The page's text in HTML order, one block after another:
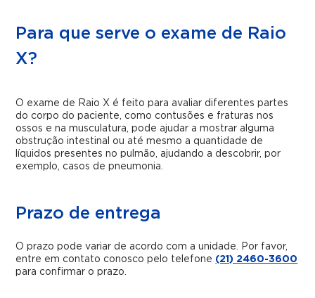
Para que serve o exame de Raio
X?
O exame de Raio X é feito para avaliar diferentes partes
do corpo do paciente, como contusões e fraturas nos
ossos e na musculatura, pode ajudar a mostrar alguma
obstrução intestinal ou até mesmo a quantidade de
líquidos presentes no pulmão, ajudando a descobrir, por
exemplo, casos de pneumonia.
Prazo de entrega
O prazo pode variar de acordo com a unidade. Por favor,
entre em contato conosco pelo telefone (21) 2460-3600
para confirmar o prazo.